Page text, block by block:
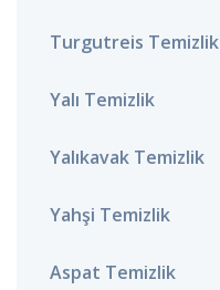
Turgutreis Temizlik
Yalı Temizlik
Yalıkavak Temizlik
Yahşi Temizlik
Aspat Temizlik